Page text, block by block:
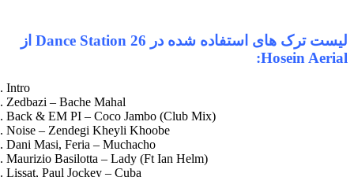
لیست ترک های استفاده شده در Dance Station 26 از
Hosein Aerial:
Intro
Zedbazi – Bache Mahal
Back & EM PI – Coco Jambo (Club Mix)
Noise – Zendegi Kheyli Khoobe
Dani Masi, Feria – Muchacho
Maurizio Basilotta – Lady (Ft Ian Helm)
Lissat, Paul Jockey – Cuba